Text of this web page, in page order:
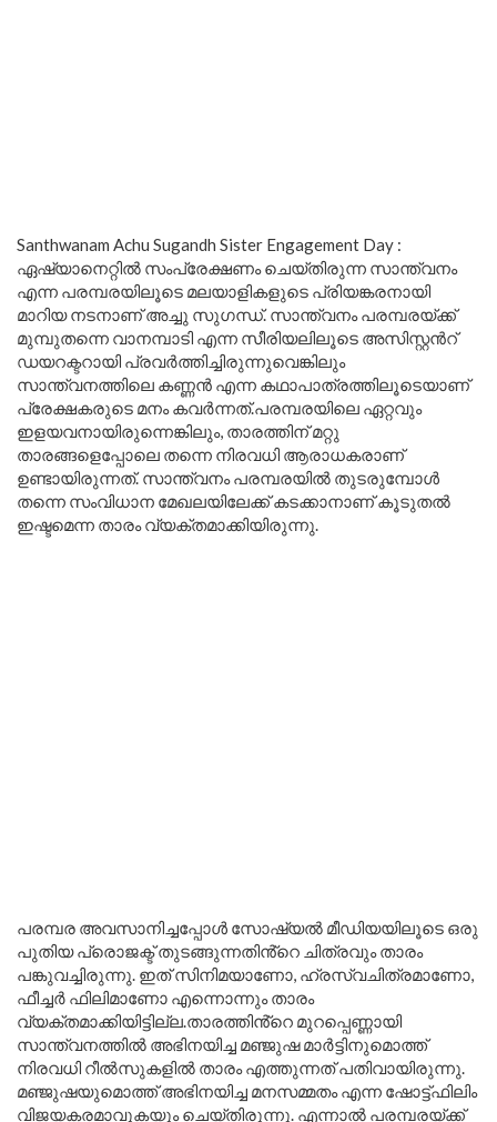
Santhwanam Achu Sugandh Sister Engagement Day :
ഏഷ്യാനെറ്റിൽ സംപ്രേക്ഷണം ചെയ്തിരുന്ന സാന്ത്വനം
എന്ന പരമ്പരയിലൂടെ മലയാളികളുടെ പ്രിയങ്കരനായി
മാറിയ നടനാണ് അച്ചു സുഗന്ധ്. സാന്ത്വനം പരമ്പരയ്ക്ക്
മുമ്പുതന്നെ വാനമ്പാടി എന്ന സീരിയലിലൂടെ അസിസ്റ്റൻറ്
ഡയറക്ടറായി പ്രവർത്തിച്ചിരുന്നുവെങ്കിലും
സാന്ത്വനത്തിലെ കണ്ണൻ എന്ന കഥാപാത്രത്തിലൂടെയാണ്
പ്രേക്ഷകരുടെ മനം കവർന്നത്.പരമ്പരയിലെ ഏറ്റവും
ഇളയവനായിരുന്നെങ്കിലും, താരത്തിന് മറ്റു
താരങ്ങളെപ്പോലെ തന്നെ നിരവധി ആരാധകരാണ്
ഉണ്ടായിരുന്നത്. സാന്ത്വനം പരമ്പരയിൽ തുടരുമ്പോൾ
തന്നെ സംവിധാന മേഖലയിലേക്ക് കടക്കാനാണ് കൂടുതൽ
ഇഷ്ടമെന്ന താരം വ്യക്തമാക്കിയിരുന്നു.
പരമ്പര അവസാനിച്ചപ്പോൾ സോഷ്യൽ മീഡിയയിലൂടെ ഒരു
പുതിയ പ്രൊജക്ട് തുടങ്ങുന്നതിൻ്റെ ചിത്രവും താരം
പങ്കുവച്ചിരുന്നു. ഇത് സിനിമയാണോ, ഹ്രസ്വചിത്രമാണോ,
ഫീച്ചർ ഫിലിമാണോ എന്നൊന്നും താരം
വ്യക്തമാക്കിയിട്ടില്ല.താരത്തിൻ്റെ മുറപ്പെണ്ണായി
സാന്ത്വനത്തിൽ അഭിനയിച്ച മഞ്ജുഷ മാർട്ടിനുമൊത്ത്
നിരവധി റീൽസുകളിൽ താരം എത്തുന്നത് പതിവായിരുന്നു.
മഞ്ജുഷയുമൊത്ത് അഭിനയിച്ച മനസമ്മതം എന്ന ഷോട്ട്ഫിലിം
വിജയകരമാവുകയും ചെയ്തിരുന്നു. എന്നാൽ പരമ്പരയ്ക്ക്